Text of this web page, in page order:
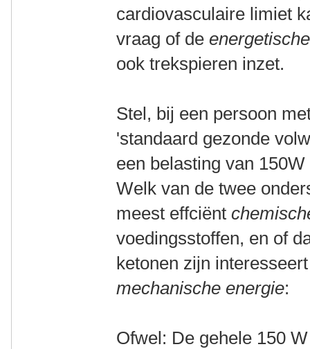
cardiovasculaire limiet
vraag of de
ook trekspieren inzet.
Stel, bij een persoon
'standaard gezonde
een belasting van
Welk van de twee
meest effciënt
voedingsstoffen, en of
ketonen zijn
mechanische energie:
Ofwel: De gehele 150